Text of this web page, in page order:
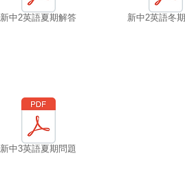
新中2英語夏期解答 新中2英語冬
新中3英語夏期問題